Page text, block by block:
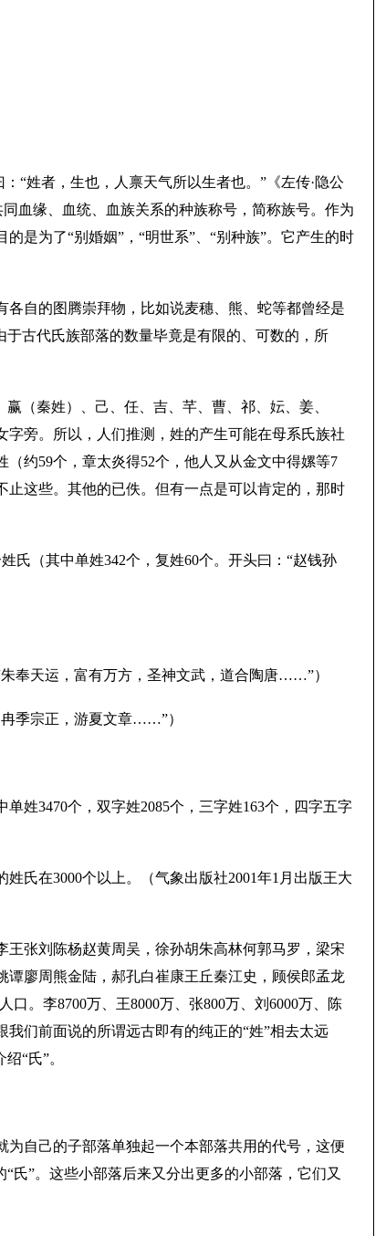
“姓者，生也，人禀天气所以生者也。”《左传·隐公
血缘、血统、血族关系的种族称号，简称族号。作为
是为了“别婚姻”，“明世系”、“别种族”。它产生的时
自的图腾崇拜物，比如说麦穗、熊、蛇等都曾经是
古代氏族部落的数量毕竟是有限的、可数的，所
（秦姓）、己、任、吉、芊、曹、祁、妘、姜、
旁。所以，人们推测，姓的产生可能在母系氏族社
约59个，章太炎得52个，他人又从金文中得嫘等7
这些。其他的已佚。但有一点是可以肯定的，那时
氏（其中单姓342个，复姓60个。开头曰：“赵钱孙
奉天运，富有万方，圣神文武，道合陶唐……”）
季宗正，游夏文章……”）
姓3470个，双字姓2085个，三字姓163个，四字五字
氏在3000个以上。（气象出版社2001年1月出版王大
王张刘陈杨赵黄周吴，徐孙胡朱高林何郭马罗，梁宋
廖周熊金陆，郝孔白崔康王丘秦江史，顾侯郎孟龙
。李8700万、王8000万、张800万、刘6000万、陈
们前面说的所谓远古即有的纯正的“姓”相去太远
“氏”。
自己的子部落单独起一个本部落共用的代号，这便
氏”。这些小部落后来又分出更多的小部落，它们又